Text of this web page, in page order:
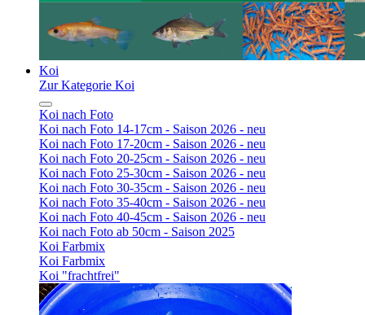
Koi
Zur Kategorie Koi
Koi nach Foto
Koi nach Foto 14-17cm - Saison 2026 - neu
Koi nach Foto 17-20cm - Saison 2026 - neu
Koi nach Foto 20-25cm - Saison 2026 - neu
Koi nach Foto 25-30cm - Saison 2026 - neu
Koi nach Foto 30-35cm - Saison 2026 - neu
Koi nach Foto 35-40cm - Saison 2026 - neu
Koi nach Foto 40-45cm - Saison 2026 - neu
Koi nach Foto ab 50cm - Saison 2025
Koi Farbmix
Koi Farbmix
Koi "frachtfrei"